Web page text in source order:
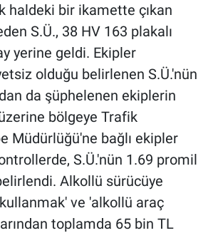
haldeki bir ikamette çıkan
S.Ü., 38 HV 163 plakalı
yerine geldi. Ekipler
olduğu belirlenen S.Ü.'nün
da şüphelenen ekiplerin
bölgeye Trafik
Müdürlüğü'ne bağlı ekipler
S.Ü.'nün 1.69 promil
Alkollü sürücüye
ve 'alkollü araç
toplamda 65 bin TL